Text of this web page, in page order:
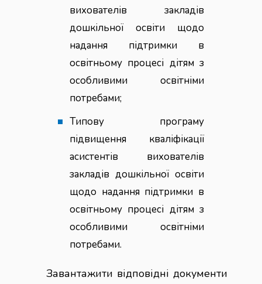
вихователів закладів
дошкільної освіти щодо
надання підтримки в
освітньому процесі дітям з
особливими освітніми
потребами;
Типову програму
підвищення кваліфікації
асистентів вихователів
закладів дошкільної освіти
щодо надання підтримки в
освітньому процесі дітям з
особливими освітніми
потребами.
Завантажити відповідні документи